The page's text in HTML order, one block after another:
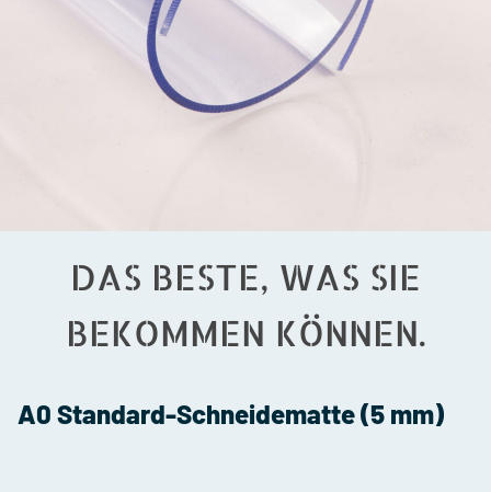
DAS BESTE, WAS SIE
BEKOMMEN KÖNNEN.
A0 Standard-Schneidematte (5 mm)